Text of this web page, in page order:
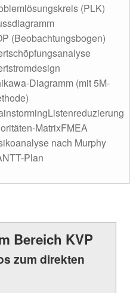
(PLK)
(Beobachtungsbogen)
Diagramm (mit 5M-
MatrixFMEA
nach Murphy
Plan
Bereich KVP
zum direkten